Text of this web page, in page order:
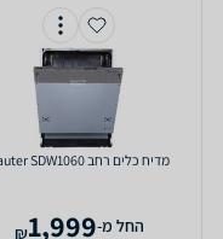
מדיח כלים ‏רחב Sauter SDW1060
‫החל מ-1,999
₪